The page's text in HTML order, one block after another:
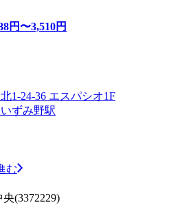
円〜3,510円
1-24-36 エスパシオ1F
ずみ野駅
む
(3372229)